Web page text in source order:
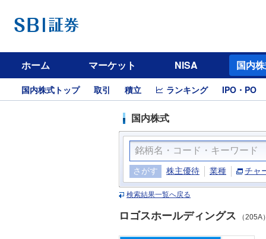
ホーム マーケット NISA 国内
国内株式トップ 取引 積立 ランキング IPO・PO
国内株式
さがす 株主優待 業種 チャ
検索結果一覧へ戻る
ロゴスホールディングス （205A